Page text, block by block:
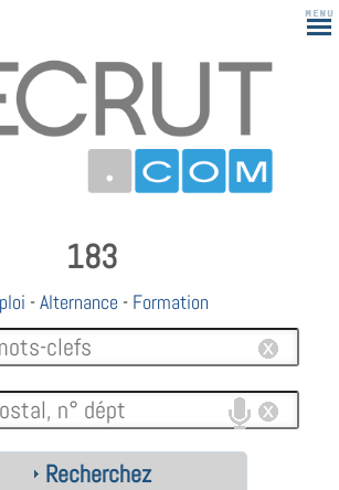
183
-Alternance - Formation
Recherchez